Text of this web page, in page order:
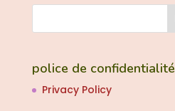
police de confidentialité
Privacy Policy